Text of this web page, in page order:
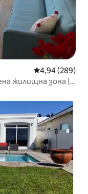
Средна
4,94 (289)
жилищна зона | 3